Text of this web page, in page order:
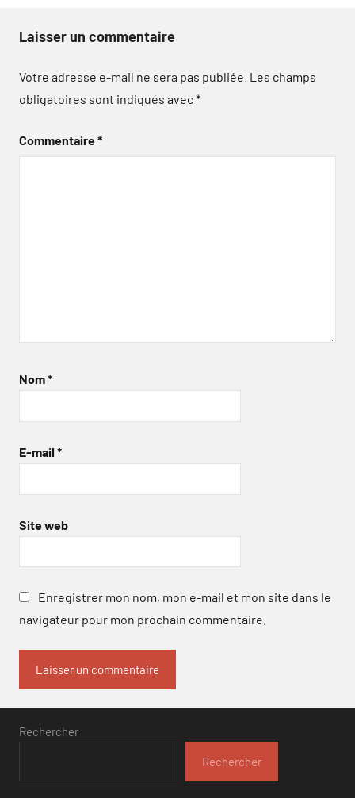
Laisser un commentaire
Votre adresse e-mail ne sera pas publiée. Les champs
obligatoires sont indiqués avec*
Commentaire*
Nom*
E-mail *
Site web
Enregistrer mon nom, mon e-mail et mon site dans le
navigateur pour mon prochain commentaire.
Rechercher
Rechercher